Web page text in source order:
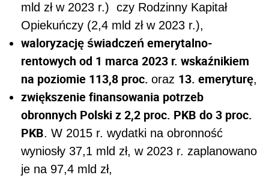
mld zł w 2023 r.) czy Rodzinny Kapitał
Opiekuńczy (2,4 mld zł w 2023 r.),
waloryzację świadczeń emerytalno-
rentowych od 1 marca 2023 r. wskaźnikiem
na poziomie 113,8 proc. oraz 13. emeryturę,
zwiększenie finansowania potrzeb
obronnych Polski z 2,2 proc. PKB do 3 proc.
PKB. W 2015 r. wydatki na obronność
wyniosły 37,1 mld zł, w 2023 r. zaplanowano
je na 97,4 mld zł,